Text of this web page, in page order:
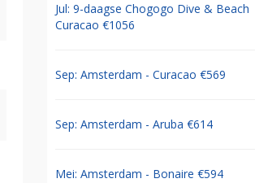
Jul: 9-daagse Chogogo Dive & Beach
Curacao €1056
Sep: Amsterdam - Curacao €569
Sep: Amsterdam - Aruba €614
Mei: Amsterdam - Bonaire €594